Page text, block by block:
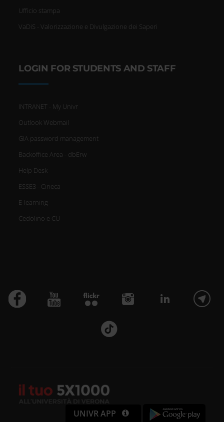
Ufficio stampa
VaDiS - Valorizzazione e Divulgazione dei Saperi
LOGIN FOR STUDENTS AND STAFF
INTRANET - My Univr
Outlook Webmail
GIA password management
Backoffice Area - dbErw
Help Desk
ESSE3 - Cineca
E-learning
Cedolino e CU
UNIVR APP